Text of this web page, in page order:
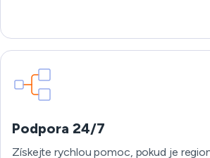
Podpora 24/7
Získejte rychlou pomoc, pokud je